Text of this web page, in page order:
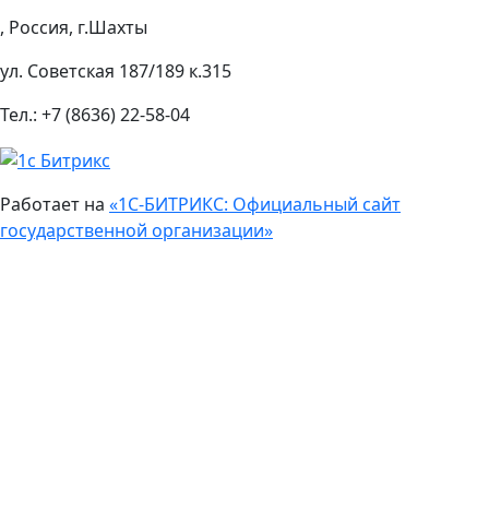
, Россия, г.Шахты
ул. Советская 187/189 к.315
Тел.: +7 (8636) 22-58-04
Работает на «1С-БИТРИКС: Официальный сайт
государственной организации»